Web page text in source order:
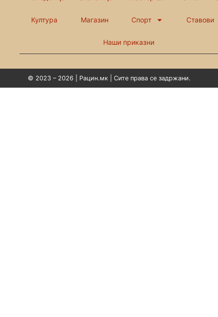
Култура Магазин Спорт Ставови
Наши приказни
© 2023 – 2026 | Рацин.мк | Сите права се задржани.